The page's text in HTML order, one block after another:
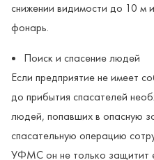
снижении видимости до 10 м
фонарь.
Поиск и спасение людей
Если предприятие не имеет
до прибытия спасателей
людей, попавших в опасную
спасательную операцию
УФМС он не только защитит